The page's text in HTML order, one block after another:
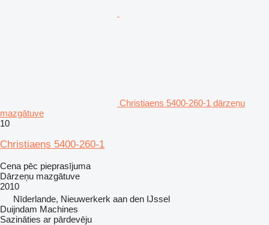
Christiaens 5400-260-1 dārzeņu
mazgātuve
10
Christiaens 5400-260-1
Cena pēc pieprasījuma
Dārzeņu mazgātuve
2010
Nīderlande, Nieuwerkerk aan den IJssel
Duijndam Machines
Sazināties ar pārdevēju